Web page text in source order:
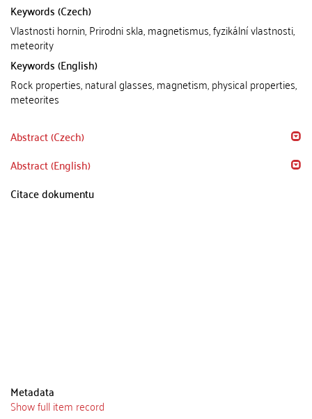
Keywords (Czech)
Vlastnosti hornin, Prirodni skla, magnetismus, fyzikální vlastnosti,
meteority
Keywords (English)
Rock properties, natural glasses, magnetism, physical properties,
meteorites
Abstract (Czech)
Abstract (English)
Citace dokumentu
Metadata
Show full item record